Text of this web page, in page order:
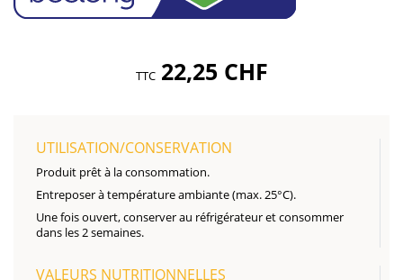
TTC 22,25 CHF
UTILISATION/CONSERVATION
Produit prêt à la consommation.
Entreposer à température ambiante (max. 25°C).
Une fois ouvert, conserver au réfrigérateur et consommer
dans les 2 semaines.
VALEURS NUTRITIONNELLES